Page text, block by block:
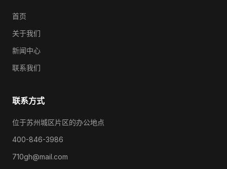
首页
关于我们
新闻中心
联系我们
联系方式
位于苏州城区片区的办公地点
400-846-3986
710gh@mail.com